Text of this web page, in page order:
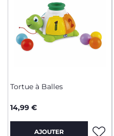
Tortue à Balles
14,99 €
AJOUTER